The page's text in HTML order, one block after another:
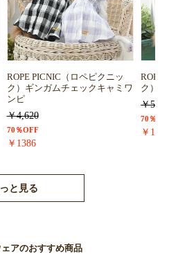
ROPE PICNIC（ロペピクニッ
ク）ギンガムチェックキャミワ
ンピ
￥4,620
70％OFF
￥1386
ROPE
ク）
￥
70％
￥
と見る
アのおすすめ商品